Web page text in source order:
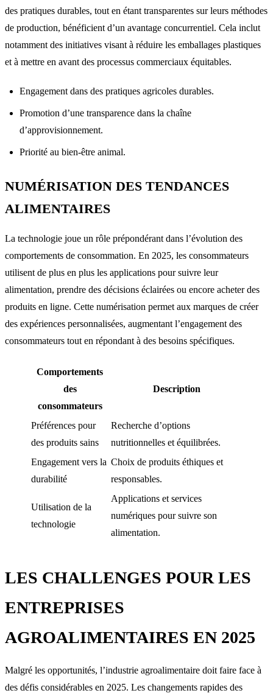
des pratiques durables, tout en étant transparentes sur leurs méthodes
de production, bénéficient d’un avantage concurrentiel. Cela inclut
notamment des initiatives visant à réduire les emballages plastiques
et à mettre en avant des processus commerciaux équitables.
Engagement dans des pratiques agricoles durables.
Promotion d’une transparence dans la chaîne
d’approvisionnement.
Priorité au bien-être animal.
NUMÉRISATION DES TENDANCES
ALIMENTAIRES
La technologie joue un rôle prépondérant dans l’évolution des
comportements de consommation. En 2025, les consommateurs
utilisent de plus en plus les applications pour suivre leur
alimentation, prendre des décisions éclairées ou encore acheter des
produits en ligne. Cette numérisation permet aux marques de créer
des expériences personnalisées, augmentant l’engagement des
consommateurs tout en répondant à des besoins spécifiques.
Comportements
des
consommateurs
Description
Préférences pour
des produits sains
Recherche d’options
nutritionnelles et équilibrées.
Engagement vers la
durabilité
Choix de produits éthiques et
responsables.
Utilisation de la
technologie
Applications et services
numériques pour suivre son
alimentation.
LES CHALLENGES POUR LES
ENTREPRISES
AGROALIMENTAIRES EN 2025
Malgré les opportunités, l’industrie agroalimentaire doit faire face à
des défis considérables en 2025. Les changements rapides des